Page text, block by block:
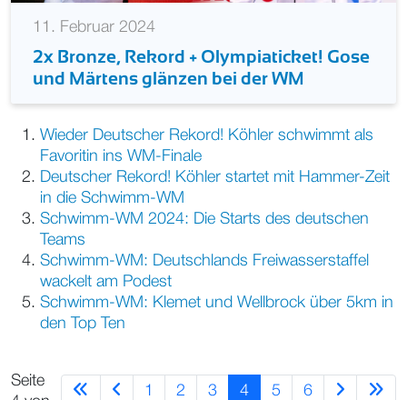
11. Februar 2024
2x Bronze, Rekord + Olympiaticket! Gose
und Märtens glänzen bei der WM
Wieder Deutscher Rekord! Köhler schwimmt als
Favoritin ins WM-Finale
Deutscher Rekord! Köhler startet mit Hammer-Zeit
in die Schwimm-WM
Schwimm-WM 2024: Die Starts des deutschen
Teams
Schwimm-WM: Deutschlands Freiwasserstaffel
wackelt am Podest
Schwimm-WM: Klemet und Wellbrock über 5km in
den Top Ten
Seite
1 2 3 4 5 6